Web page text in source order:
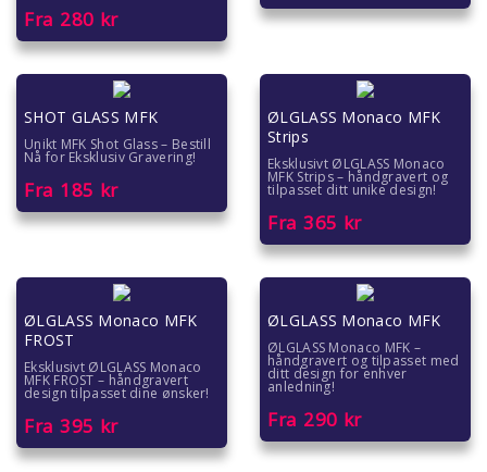
Fra 280 kr
SHOT GLASS MFK
Unikt MFK Shot Glass – Bestill
Nå for Eksklusiv Gravering!
Fra 185 kr
ØLGLASS Monaco MFK
Strips
Eksklusivt ØLGLASS Monaco
MFK Strips – håndgravert og
tilpasset ditt unike design!
Fra 365 kr
ØLGLASS Monaco MFK
FROST
Eksklusivt ØLGLASS Monaco
MFK FROST – håndgravert
design tilpasset dine ønsker!
Fra 395 kr
ØLGLASS Monaco MFK
ØLGLASS Monaco MFK –
håndgravert og tilpasset med
ditt design for enhver
anledning!
Fra 290 kr